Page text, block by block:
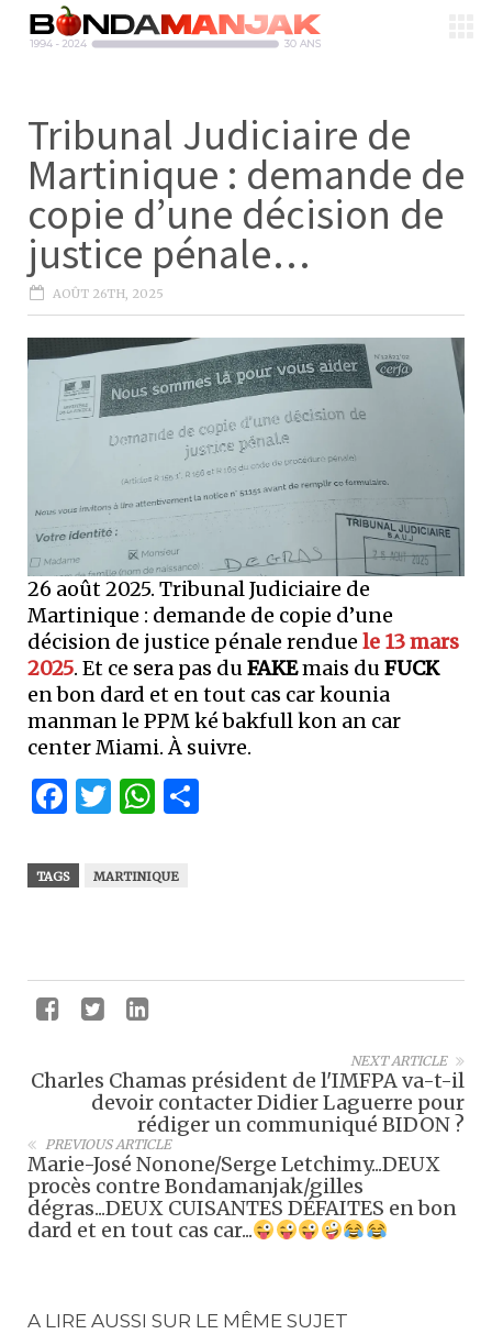
Tribunal Judiciaire de
Martinique : demande de
copie d’une décision de
justice pénale…
AOÛT 26TH, 2025
26 août 2025. Tribunal Judiciaire de
Martinique : demande de copie d’une
décision de justice pénale rendue le 13 mars
2025. Et ce sera pas duFAKEmais duFUCK
en bon dard et en tout cas car kounia
manman le PPM ké bakfull kon an car
center Miami. À suivre.
Facebook
Twitter
WhatsApp
TAGS MARTINIQUE
NEXT ARTICLE
Charles Chamas président de l'IMFPA va-t-il
devoir contacter Didier Laguerre pour
rédiger un communiqué BIDON ?
PREVIOUS ARTICLE
Marie-José Nonone/Serge Letchimy...DEUX
procès contre Bondamanjak/gilles
dégras...DEUX CUISANTES DÉFAITES en bon
dard et en tout cas car...
A LIRE AUSSI SUR LE MÊME SUJET